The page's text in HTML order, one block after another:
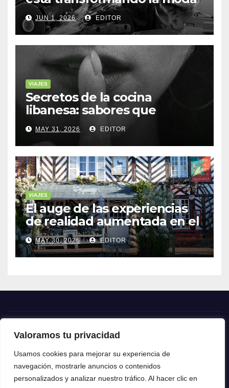
Valoramos tu privacidad
Usamos cookies para mejorar su experiencia de
navegación, mostrarle anuncios o contenidos
personalizados y analizar nuestro tráfico. Al hacer clic en
sostenible
JUN 1, 2026 EDITOR
VIAJES
Secretos de la cocina
libanesa: sabores que
cuentan historias
MAY 31, 2026 EDITOR
VIAJES
El auge de las experiencias
de realidad aumentada en el
turismo
MAY 30, 2026 EDITOR
Crónica24
Crónica 24